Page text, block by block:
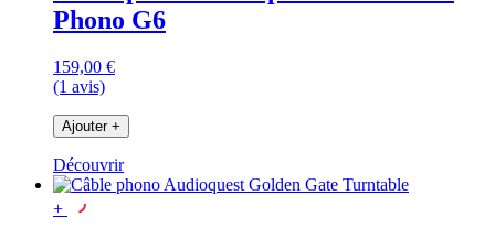
Phono G6
159,00 €
(1 avis)
Ajouter +
Découvrir
+